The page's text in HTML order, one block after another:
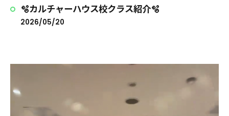
🫧カルチャーハウス校クラス紹介🫧
2026/05/20